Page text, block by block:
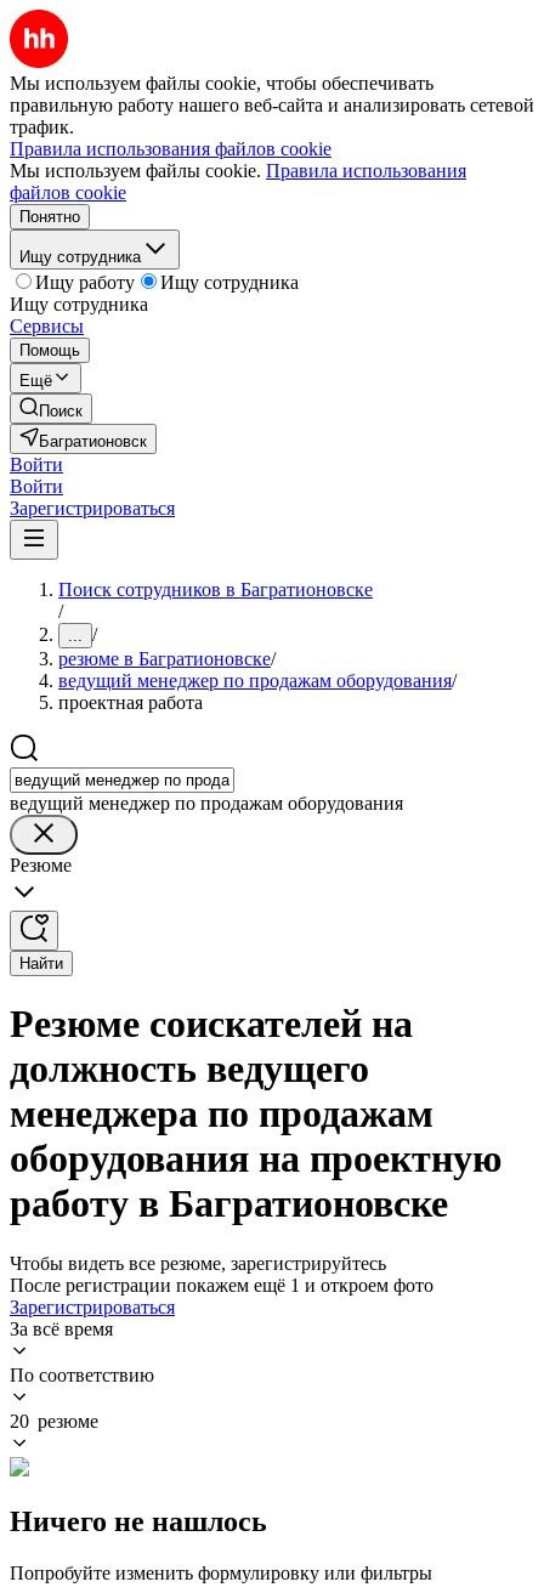
Мы используем файлы cookie, чтобы обеспечивать
правильную работу нашего веб-сайта и анализировать сетевой
трафик.
Правила использования файлов cookie
Мы используем файлы cookie. Правила использования
файлов cookie
Понятно
Ищу сотрудника
Ищу работу
Ищу сотрудника
Ищу сотрудника
Сервисы
Помощь
Ещё
Поиск
Багратионовск
Войти
Войти
Зарегистрироваться
Поиск сотрудников в Багратионовске
/
... /
резюме в Багратионовске/
ведущий менеджер по продажам оборудования/
проектная работа
ведущий менеджер по продажам оборудования
Резюме
Найти
Резюме соискателей на
должность ведущего
менеджера по продажам
оборудования на проектную
работу в Багратионовске
Чтобы видеть все резюме, зарегистрируйтесь
После регистрации покажем ещё 1 и откроем фото
Зарегистрироваться
За всё время
По соответствию
20 резюме
Ничего не нашлось
Попробуйте изменить формулировку или фильтры